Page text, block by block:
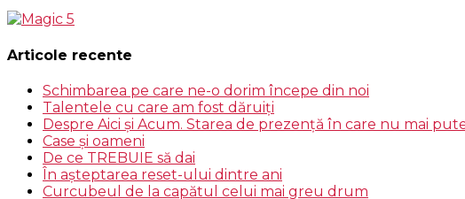
Articole recente
Schimbarea pe care ne-o dorim începe din noi
Talentele cu care am fost dăruiţi
Despre Aici și Acum. Starea de prezenţă în care nu mai
Case şi oameni
De ce TREBUIE să dai
În aşteptarea reset-ului dintre ani
Curcubeul de la capătul celui mai greu drum